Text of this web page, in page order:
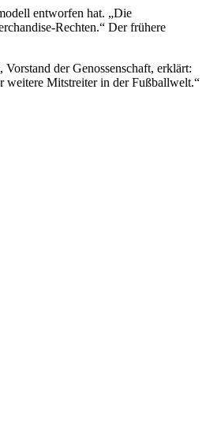
entworfen hat. „Die
Rechten.“ Der frühere
der Genossenschaft, erklärt:
weitere Mitstreiter in der Fußballwelt.“